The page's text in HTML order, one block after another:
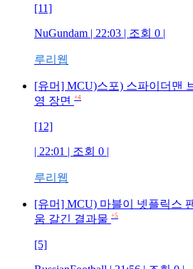
[11]
NuGundam | 22:03 | 조회 0 |
루리웹
[유머] MCU)스포) 스파이더맨
영 장면
+4
[12]
| 22:01 | 조회 0 |
루리웹
[유머] MCU) 마블이 넷플릭스
움 갈긴 결과물 +5
[5]